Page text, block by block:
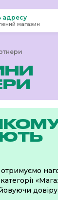
адресу
магазин
отримуємо